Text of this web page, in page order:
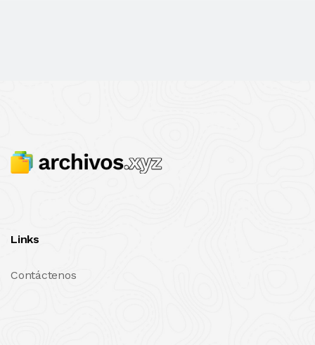
Links
Contáctenos